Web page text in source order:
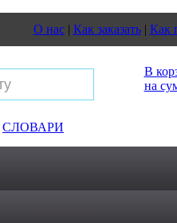
О нас| Как заказать| Как
СЛОВАРИ
В
на